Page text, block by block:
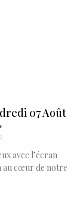
07 Août
avec l’écran
au cœur de notre